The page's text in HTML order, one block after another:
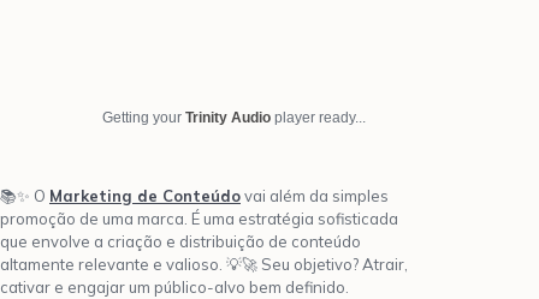
Getting your Trinity Audio player ready...
📚✨ O Marketing de Conteúdovai além da simples
promoção de uma marca. É uma estratégia sofisticada
que envolve a criação e distribuição de conteúdo
altamente relevante e valioso. 💡🚀 Seu objetivo? Atrair,
cativar e engajar um público-alvo bem definido.